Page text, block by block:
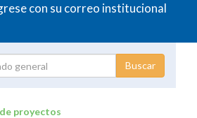
con su correo institucional
proyectos